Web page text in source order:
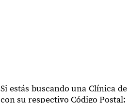
Si estás buscando una Clínica
con su respectivo Código Postal: